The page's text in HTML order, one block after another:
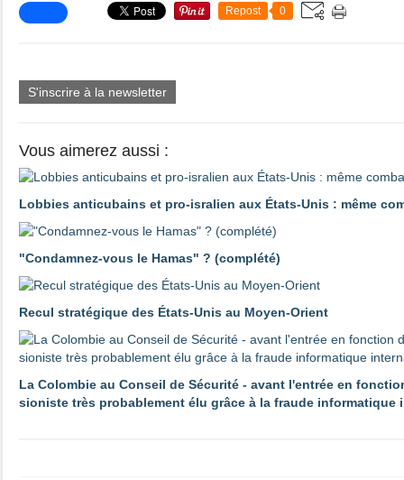
Repost 0
S'inscrire à la newsletter
Vous aimerez aussi :
Lobbies anticubains et pro-isralien aux États-Unis : même
"Condamnez-vous le Hamas" ? (complété)
Recul stratégique des États-Unis au Moyen-Orient
La Colombie au Conseil de Sécurité - avant l'entrée en
sioniste très probablement élu grâce à la fraude informatique